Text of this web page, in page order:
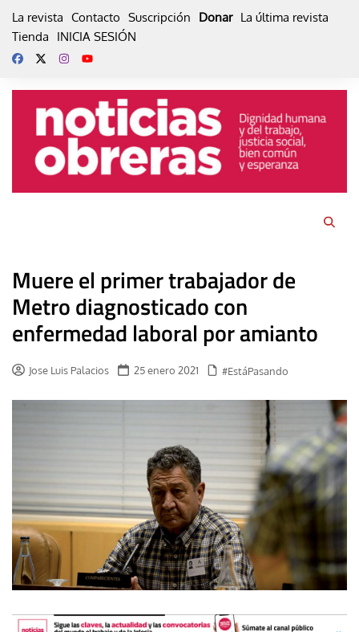
La revista Contacto Suscripción Donar La última revista
Tienda
INICIA SESIÓN
Muere el primer trabajador de
Metro diagnosticado con
enfermedad laboral por amianto
Jose Luis Palacios 25 enero 2021 #EstáPasando